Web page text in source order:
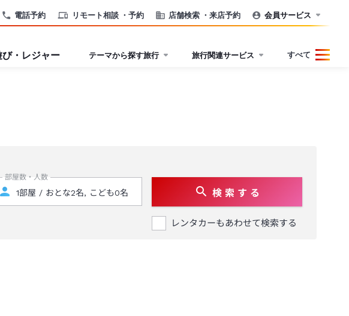
電話予約 リモート相談 ・予約 店舗検索 ・来店予約 会員サービス
び・レジャー テーマから探す旅行 旅行関連サービス すべて
部屋数・人数
検 索 す る
レンタカーもあわせて検索する